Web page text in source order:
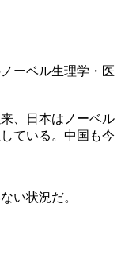
ーベル生理学・医
、日本はノーベル
ている。中国も今
い状況だ。